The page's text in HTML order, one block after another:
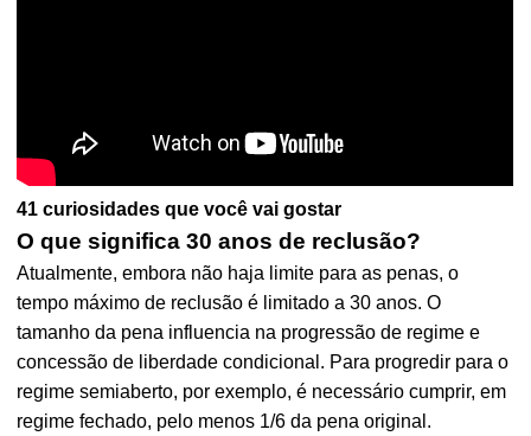
41 curiosidades que você vai gostar
O que significa 30 anos de reclusão?
Atualmente, embora não haja limite para as penas, o
tempo máximo de reclusão é limitado a 30 anos. O
tamanho da pena influencia na progressão de regime e
concessão de liberdade condicional. Para progredir para o
regime semiaberto, por exemplo, é necessário cumprir, em
regime fechado, pelo menos 1/6 da pena original.